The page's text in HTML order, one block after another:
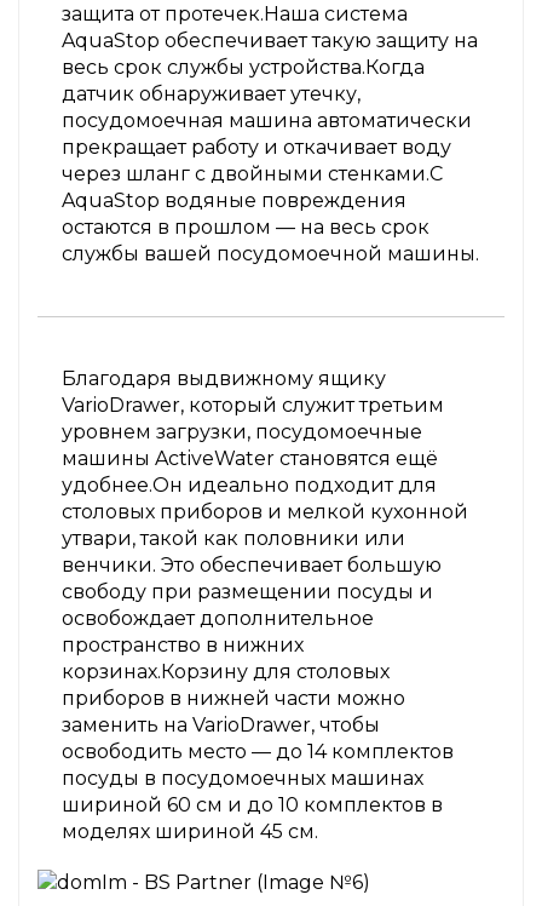
защита от протечек.Наша система
AquaStop обеспечивает такую защиту на
весь срок службы устройства.Когда
датчик обнаруживает утечку,
посудомоечная машина автоматически
прекращает работу и откачивает воду
через шланг с двойными стенками.С
AquaStop водяные повреждения
остаются в прошлом — на весь срок
службы вашей посудомоечной машины.
Благодаря выдвижному ящику
VarioDrawer, который служит третьим
уровнем загрузки, посудомоечные
машины ActiveWater становятся ещё
удобнее.Он идеально подходит для
столовых приборов и мелкой кухонной
утвари, такой как половники или
венчики. Это обеспечивает большую
свободу при размещении посуды и
освобождает дополнительное
пространство в нижних
корзинах.Корзину для столовых
приборов в нижней части можно
заменить на VarioDrawer, чтобы
освободить место — до 14 комплектов
посуды в посудомоечных машинах
шириной 60 см и до 10 комплектов в
моделях шириной 45 см.